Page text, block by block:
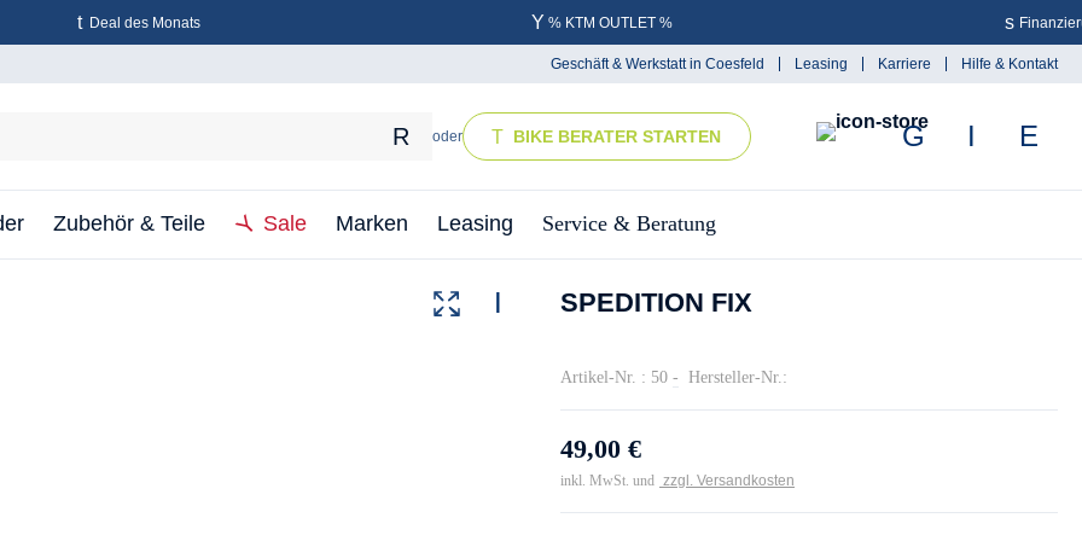
Deal des Monats % KTM OUTLET %
Geschäft & Werkstatt in Coesfeld Leasing Karriere Hilfe & Kontakt
oder BIKE BERATER STARTEN
Zubehör & Teile Sale Marken Leasing Service & Beratung
SPEDITION FIX
Artikel-Nr. : 50 - Hersteller-Nr.:
49,00 €
inkl. MwSt. und zzgl. Versandkosten